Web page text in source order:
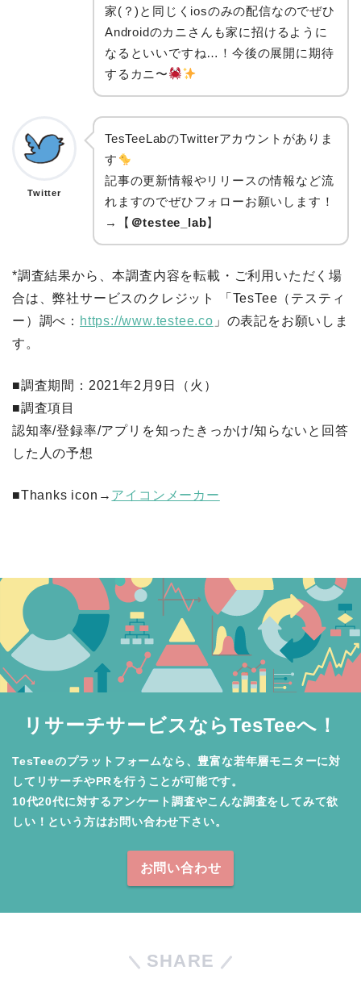
家(？)と同じくiosのみの配信なのでぜひ
Androidのカニさんも家に招けるように
なるといいですね…！今後の展開に期待
するカニ〜
Twitter
TesTeeLabのTwitterアカウントがありま
す
記事の更新情報やリリースの情報など流
れますのでぜひフォローお願いします！
→【 ＠testee_lab】
*調査結果から、本調査内容を転載・ご利用いただく場
合は、弊社サービスのクレジット 「TesTee（テスティ
ー）調べ： https://www.testee.co 」の表記をお願いしま
す。
■調査期間：2021年2月9日（火）
■調査項目
認知率/登録率/アプリを知ったきっかけ/知らないと回答
した人の予想
■Thanks icon→ アイコンメーカー
リサーチサービスならTesTeeへ！
TesTeeのプラットフォームなら、豊富な若年層モニターに対
してリサーチやPRを行うことが可能です。
10代20代に対するアンケート調査やこんな調査をしてみて欲
しい！という方はお問い合わせ下さい。
お問い合わせ
SHARE